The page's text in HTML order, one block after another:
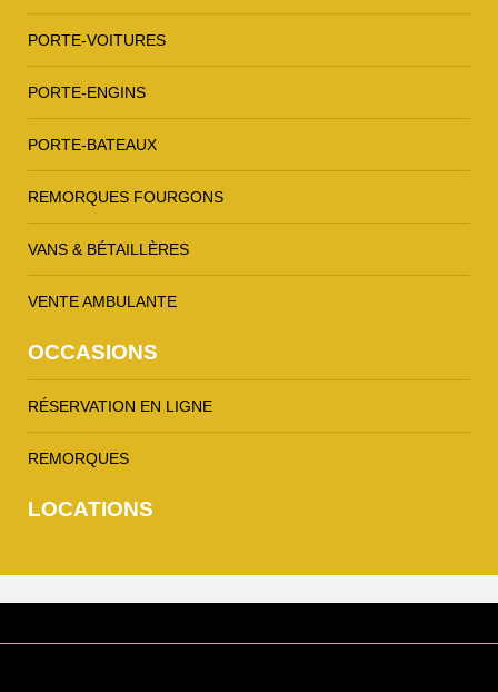
PORTE-VOITURES
PORTE-ENGINS
PORTE-BATEAUX
REMORQUES FOURGONS
VANS & BÉTAILLÈRES
VENTE AMBULANTE
OCCASIONS
RÉSERVATION EN LIGNE
REMORQUES
LOCATIONS